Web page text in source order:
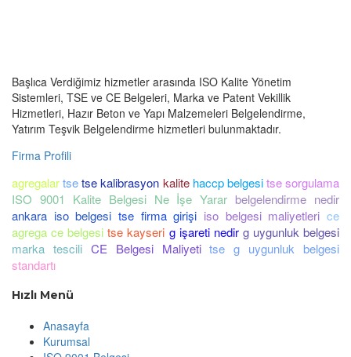
Başlıca Verdiğimiz hizmetler arasında ISO Kalite Yönetim
Sistemleri, TSE ve CE Belgeleri, Marka ve Patent Vekillik
Hizmetleri, Hazır Beton ve Yapı Malzemeleri Belgelendirme,
Yatırım Teşvik Belgelendirme hizmetleri bulunmaktadır.
Firma Profili
agregalartse tse kalibrasyon kalite haccp belgesi tse sorgulama
ISO 9001 Kalite Belgesi Ne İşe Yarar belgelendirme nedir
ankara iso belgesi tse firma girişi iso belgesi maliyetleri ce
agrega ce belgesi tse kayseri g işareti nedir g uygunluk belgesi
marka tescili CE Belgesi Maliyeti tse g uygunluk belgesi
standartı
Hızlı Menü
Anasayfa
Kurumsal